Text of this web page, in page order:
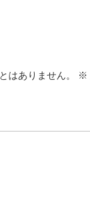
はありません。 ※